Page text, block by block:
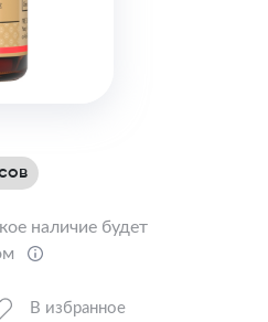
наличие будет
В избранное